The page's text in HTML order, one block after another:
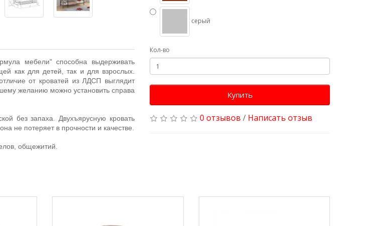
мебели" способна выдерживать
как для детей, так и для взрослых.
от кроватей из ЛДСП выглядит
желанию можно установить справа
без запаха. Двухъярусную кровать
не потеряет в прочности и качестве.
общежитий.
серый
Кол-во
Купить
0 отзывов / Написать отзыв